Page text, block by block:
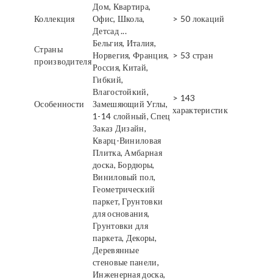
Коллекция
Дом, Квартира,
Офис, Школа,
Детсад ...
> 50 локаций
Страны
производителя
Бельгия, Италия,
Норвегия, Франция,
Россия, Китай,
> 53 стран
Особенности
Гибкий,
Влагостойкий,
Замешяющий Углы,
1-14 слойный, Спец
Заказ Дизайн,
> 143
характеристик
Кварц-Виниловая
Плитка, Амбарная
доска, Бордюры,
Виниловый пол,
Геометрический
паркет, Грунтовки
для основания,
Грунтовки для
паркета, Декоры,
Деревянные
стеновые панели,
Инженерная доска,